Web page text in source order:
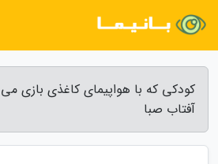
کودکی که با هواپیمای کاغذی بازی می
آفتاب صبا